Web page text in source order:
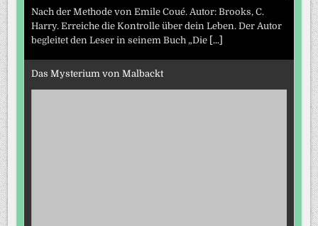
Nach der Methode von Emile Coué. Autor: Brooks, C.
Harry. Erreiche die Kontrolle über dein Leben. Der Autor
begleitet den Leser in seinem Buch „Die [...]
Das Mysterium von Malbackt